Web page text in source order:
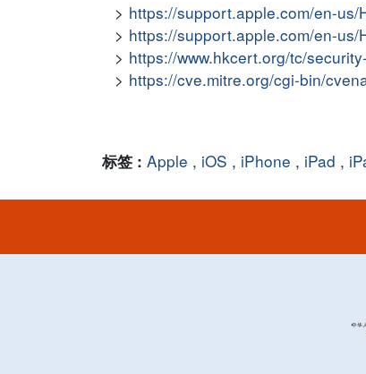
https://support.apple.com/en-us/
https://support.apple.com/en-us/
https://www.hkcert.org/tc/
https://cve.mitre.org/cgi-bin/
标签 : Apple , iOS , iPhone , iPad ,